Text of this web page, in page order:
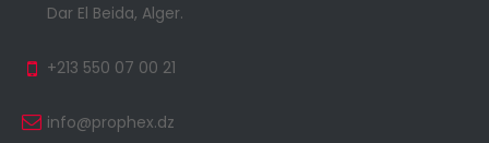
Dar El Beida, Alger.
+213 550 07 00 21
info@prophex.dz